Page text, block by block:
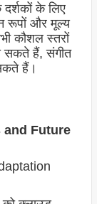
के लिए
रूपों और मूल्य
कौशल स्तरों
सकते हैं, संगीत
हैं।
and Future